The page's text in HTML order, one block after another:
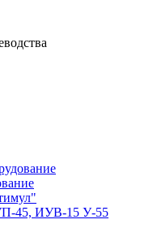
45, ИУВ-15 У-55